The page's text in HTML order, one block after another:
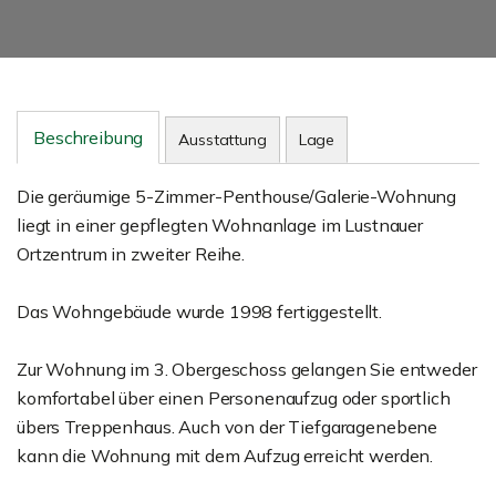
Beschreibung Ausstattung Lage
Die geräumige 5-Zimmer-Penthouse/Galerie-Wohnung
liegt in einer gepflegten Wohnanlage im Lustnauer
Ortzentrum in zweiter Reihe.
Das Wohngebäude wurde 1998 fertiggestellt.
Zur Wohnung im 3. Obergeschoss gelangen Sie entweder
komfortabel über einen Personenaufzug oder sportlich
übers Treppenhaus. Auch von der Tiefgaragenebene
kann die Wohnung mit dem Aufzug erreicht werden.